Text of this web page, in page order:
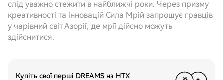
слід уважно стежити в найближчі роки. Через призму
креативності та інновацій Сила Мрій запрошує гравців
у чарівний світ Азорії, де мрії дійсно можуть
здійснитися.
Купіть свої перші DREAMS на HTX